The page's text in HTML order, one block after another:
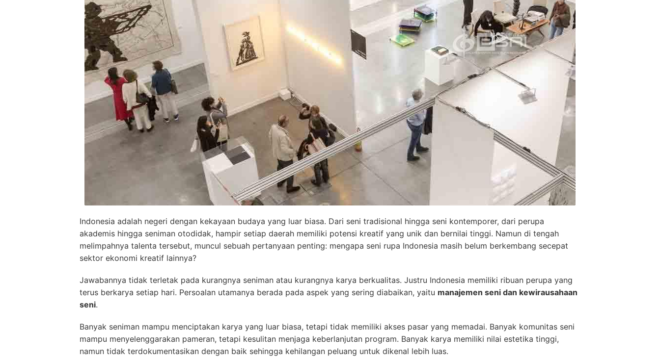
Indonesia adalah negeri dengan kekayaan budaya yang luar biasa. Dari seni tradisional hingga seni kontemporer, dari perupa
akademis hingga seniman otodidak, hampir setiap daerah memiliki potensi kreatif yang unik dan bernilai tinggi. Namun di tengah
melimpahnya talenta tersebut, muncul sebuah pertanyaan penting: mengapa seni rupa Indonesia masih belum berkembang secepat
sektor ekonomi kreatif lainnya?
Jawabannya tidak terletak pada kurangnya seniman atau kurangnya karya berkualitas. Justru Indonesia memiliki ribuan perupa yang
terus berkarya setiap hari. Persoalan utamanya berada pada aspek yang sering diabaikan, yaitu manajemen seni dan kewirausahaan
seni.
Banyak seniman mampu menciptakan karya yang luar biasa, tetapi tidak memiliki akses pasar yang memadai. Banyak komunitas seni
mampu menyelenggarakan pameran, tetapi kesulitan menjaga keberlanjutan program. Banyak karya memiliki nilai estetika tinggi,
namun tidak terdokumentasikan dengan baik sehingga kehilangan peluang untuk dikenal lebih luas.